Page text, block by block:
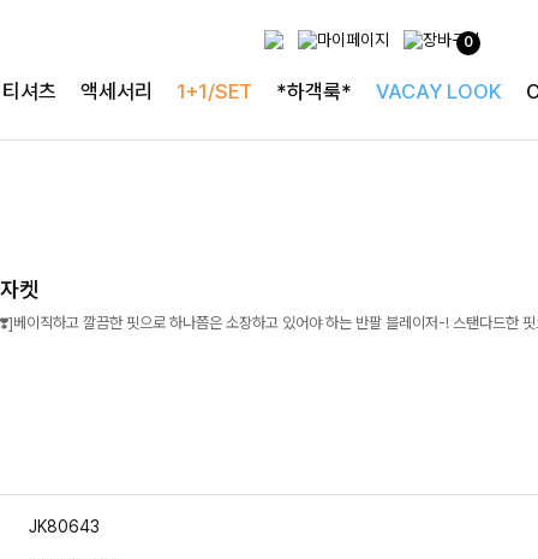
0
티셔츠 액세서리 1+1/SET *하객룩* VACAY LOOK
켓
베이직하고 깔끔한 핏으로 하나쯤은 소장하고 있어야 하는 반팔 블레이저-! 스탠다드한
JK80643